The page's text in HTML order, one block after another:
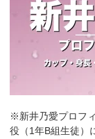
※新井乃愛プロフ
役（1年B組生徒）